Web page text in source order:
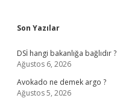
Sidebar
Son Yazılar
DSİ hangi bakanlığa bağlıdır ?
Ağustos 6, 2026
Avokado ne demek argo ?
Ağustos 5, 2026